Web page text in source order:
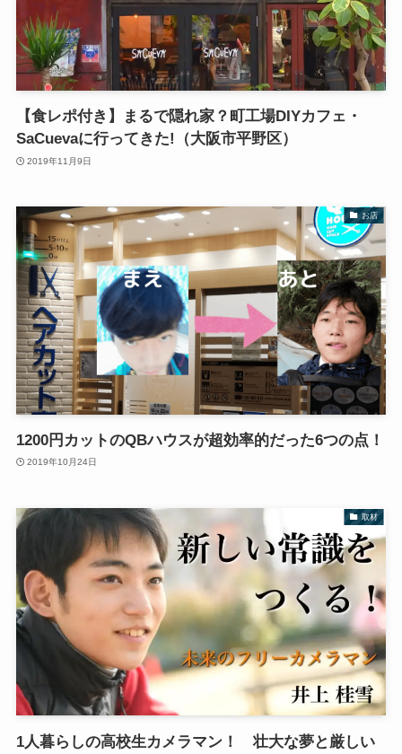
【食レポ付き】まるで隠れ家？町工場DIYカフェ・
SaCuevaに行ってきた!（大阪市平野区）
2019年11月9日
お店
1200円カットのQBハウスが超効率的だった6つの点！
2019年10月24日
取材
1人暮らしの高校生カメラマン！ 壮大な夢と厳しい